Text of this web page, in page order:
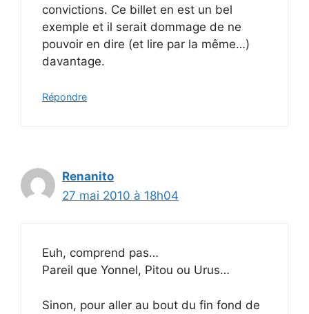
convictions. Ce billet en est un bel
exemple et il serait dommage de ne
pouvoir en dire (et lire par la même…)
davantage.
Répondre
Renanito
27 mai 2010 à 18h04
Euh, comprend pas…
Pareil que Yonnel, Pitou ou Urus…
Sinon, pour aller au bout du fin fond de